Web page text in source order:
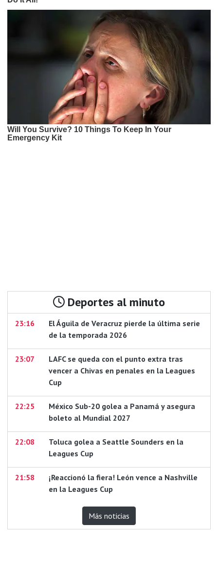
Deportes al minuto
23:16
El Águila de Veracruz pierde la última serie
de la temporada 2026
23:07
LAFC se queda con el punto extra tras
vencer a Chivas en penales en la Leagues
Cup
22:25
México Sub-20 golea a Panamá y asegura
boleto al Mundial 2027
22:08
Toluca golea a Seattle Sounders en la
Leagues Cup
21:58
¡Reaccionó la fiera! León vence a Nashville
en la Leagues Cup
Más noticias